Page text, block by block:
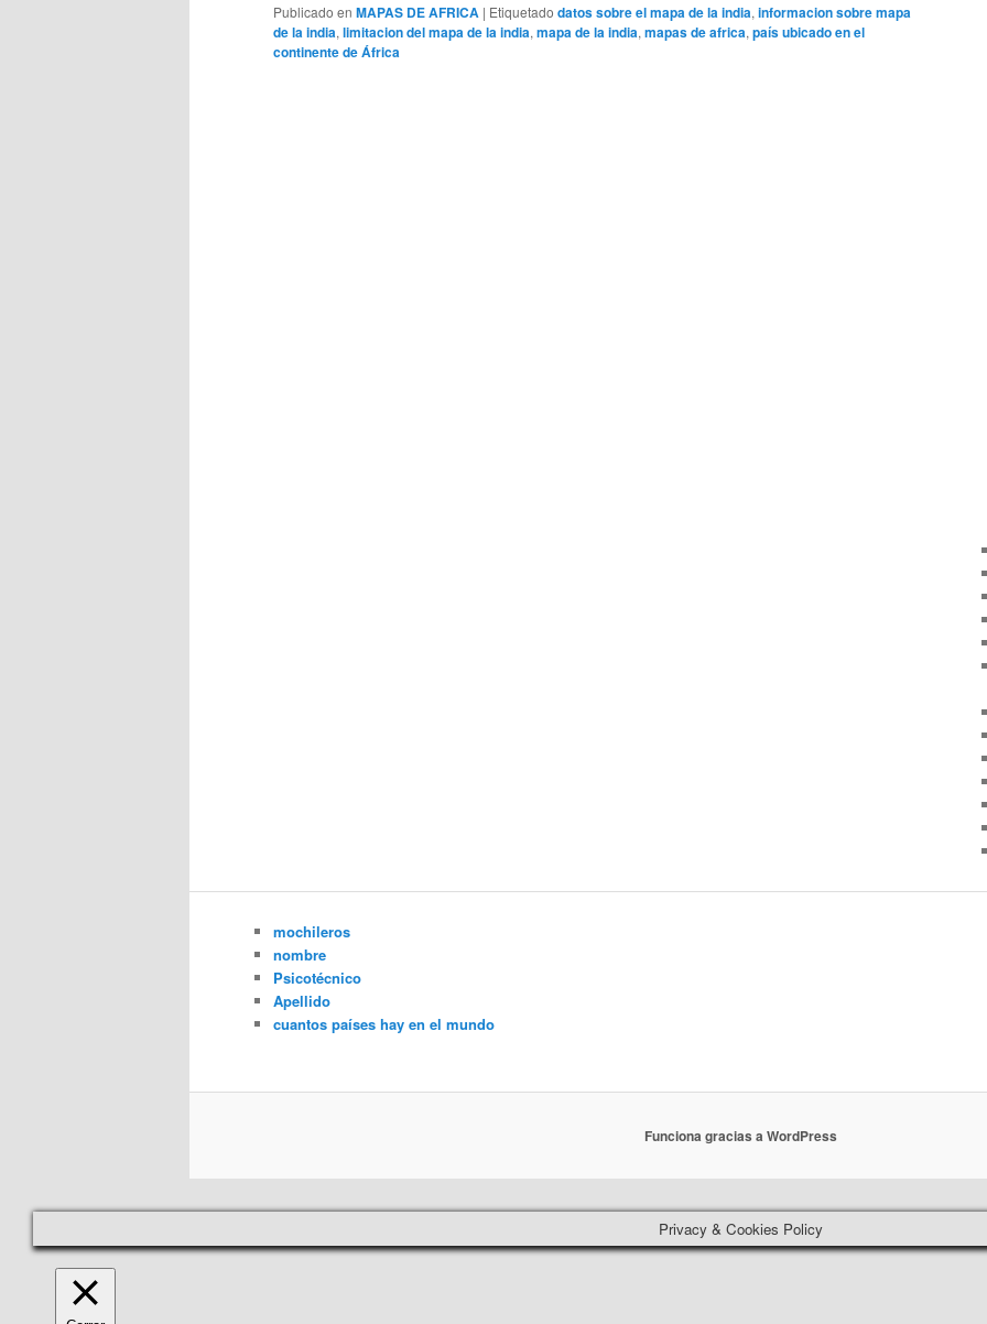
Publicado en MAPAS DE AFRICA | Etiquetado datos sobre el mapa de la india, informacion sobre mapa
de la india, limitacion del mapa de la india, mapa de la india, mapas de africa, país ubicado en el
continente de África
mochileros
nombre
Psicotécnico
Apellido
cuantos países hay en el mundo
Funciona gracias a WordPress
Privacy & Cookies Policy